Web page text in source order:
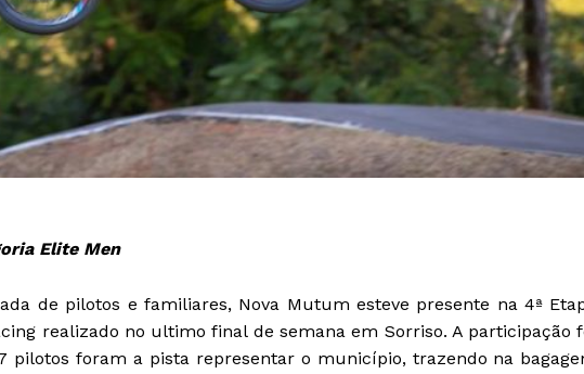
Elite Men
de pilotos e familiares, Nova Mutum esteve presente na 4ª
realizado no ultimo final de semana em Sorriso. A participação
pilotos foram a pista representar o município, trazendo na